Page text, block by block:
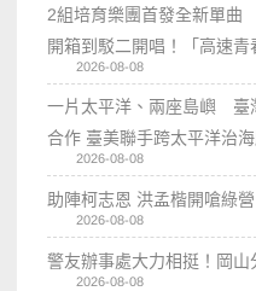
2組培育樂團首發全新單曲
開箱到駁二開唱！「高速
2026-08-08
一片太平洋、兩座島嶼 臺
合作 臺美聯手跨太平洋治
2026-08-08
助陣柯志恩 洪孟楷開嗆綠
2026-08-08
警友辦事處大力相挺！岡
2026-08-08